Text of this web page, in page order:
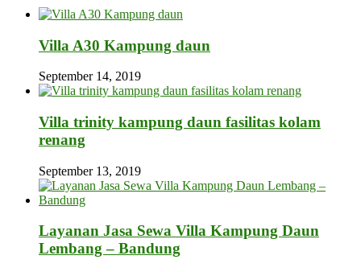
Villa A30 Kampung daun
September 14, 2019
Villa trinity kampung daun fasilitas kolam
renang
September 13, 2019
Layanan Jasa Sewa Villa Kampung Daun
Lembang – Bandung